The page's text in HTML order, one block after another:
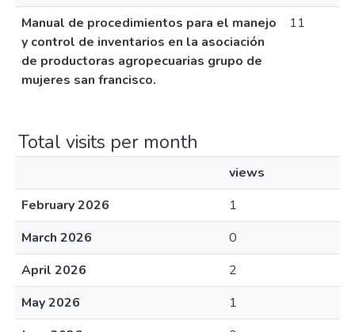
Manual de procedimientos para el manejo
y control de inventarios en la asociación
de productoras agropecuarias grupo de
mujeres san francisco.
11
Total visits per month
views
February 2026
1
March 2026
0
April 2026
2
May 2026
1